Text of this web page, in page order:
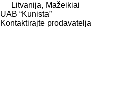
Litvanija, Mažeikiai
UAB “Kunista”
Kontaktirajte prodavatelja